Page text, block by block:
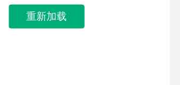
重新加载